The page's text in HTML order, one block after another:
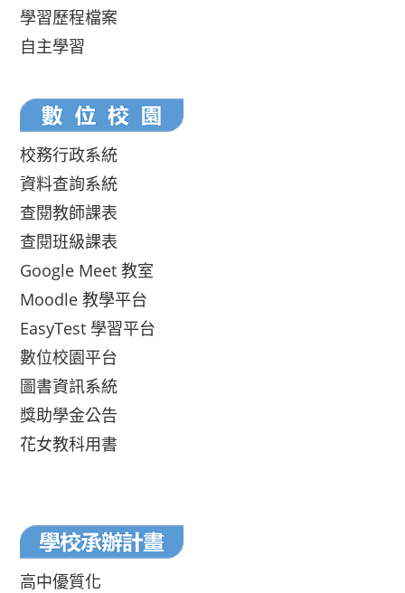
學習歷程檔案
自主學習
校務行政系統
資料查詢系統
查閱教師課表
查閱班級課表
Google Meet 教室
Moodle 教學平台
EasyTest 學習平台
數位校園平台
圖書資訊系統
獎助學金公告
花女教科用書
高中優質化